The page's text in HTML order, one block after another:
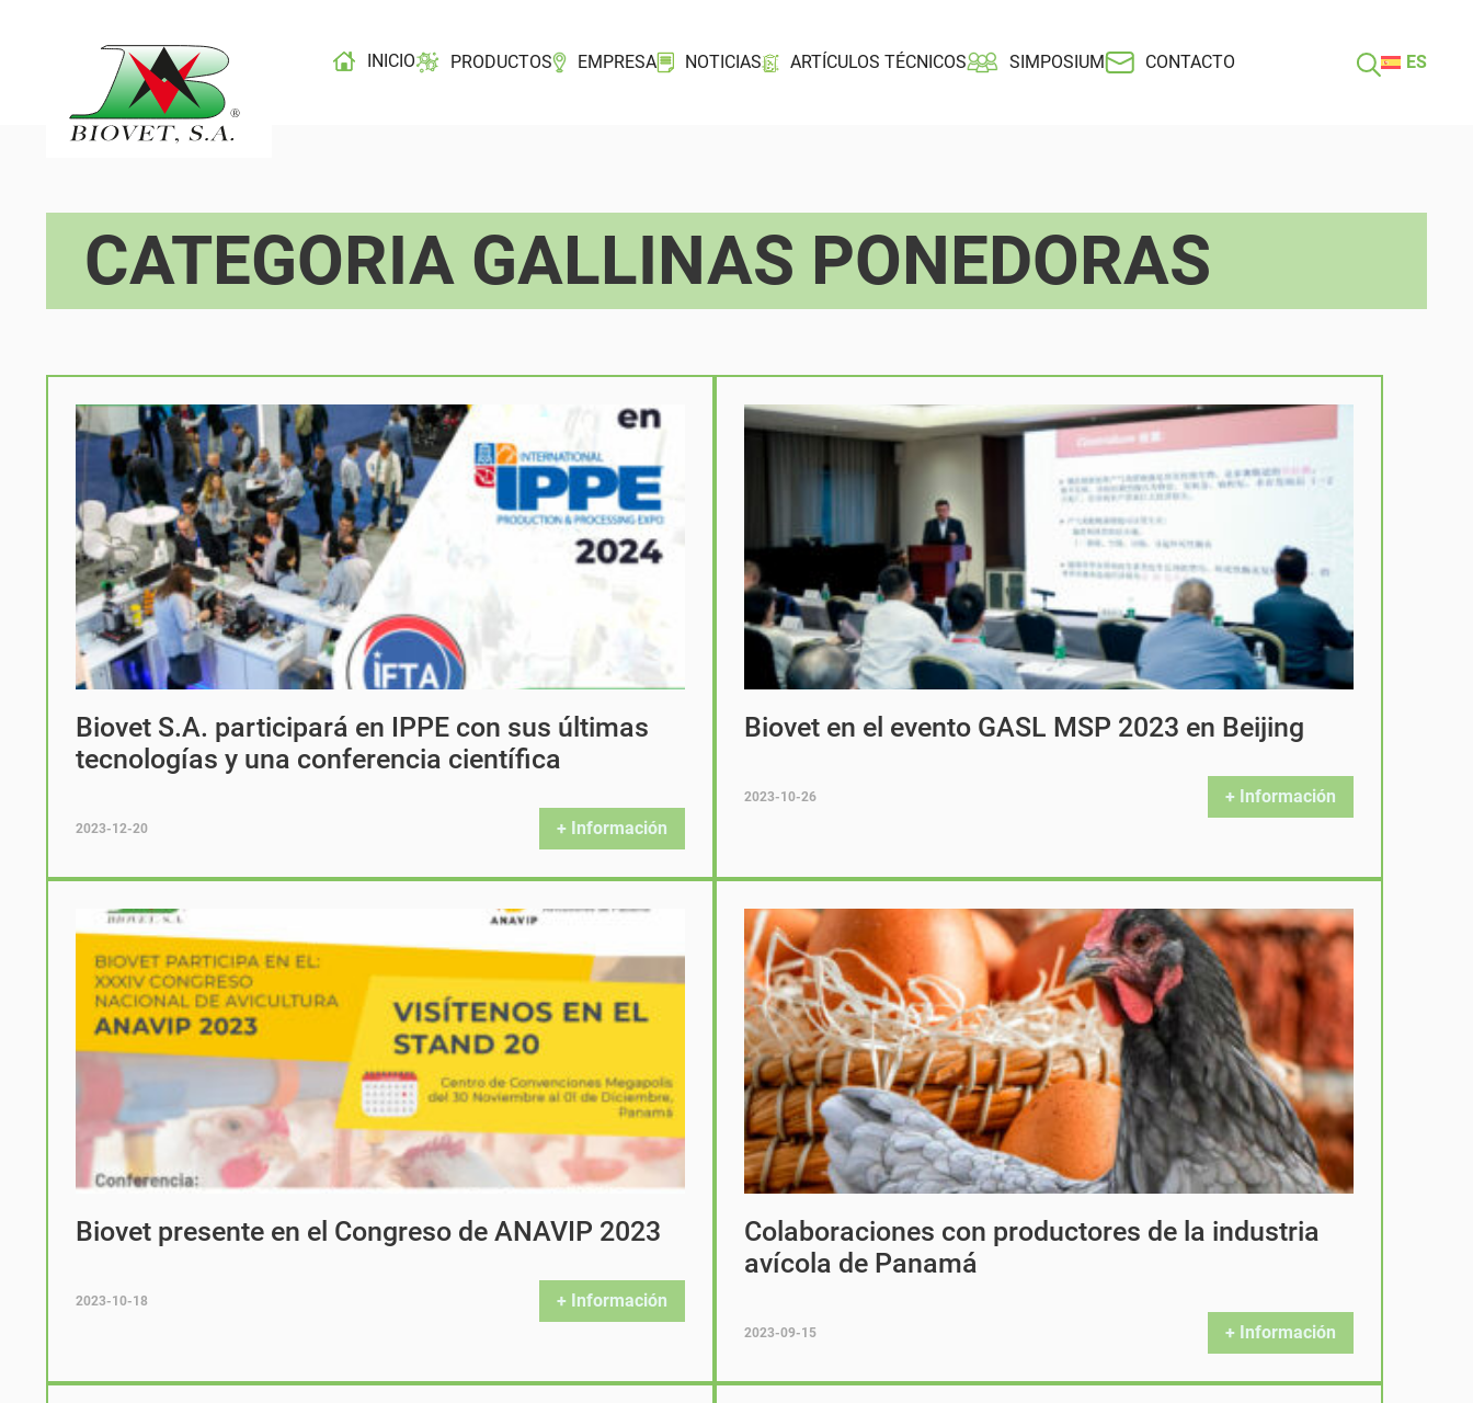
INICIO PRODUCTOS EMPRESA NOTICIAS ARTÍCULOS TÉCNICOS SIMPOSIUM CONTACTO ES
CATEGORIA GALLINAS PONEDORAS
Biovet S.A. participará en IPPE con sus últimas
tecnologías y una conferencia científica
2023-12-20 + Información
Biovet en el evento GASL MSP 2023 en Beijing
2023-10-26 + Información
Biovet presente en el Congreso de ANAVIP 2023
2023-10-18 + Información
Colaboraciones con productores de la industria
avícola de Panamá
2023-09-15 + Información